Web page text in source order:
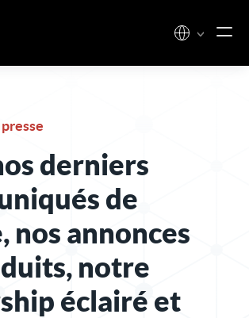
derniers
de
nos annonces
notre
éclairé et